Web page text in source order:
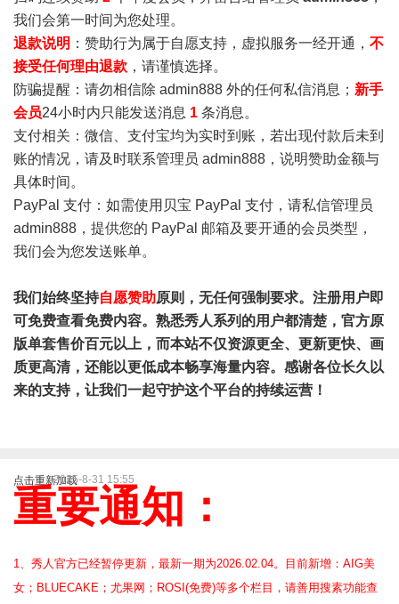
我们会第一时间为您处理。
退款说明 ：赞助行为属于自愿支持，虚拟服务一经开通， 不
接受任何理由退款 ，请谨慎选择。
防骗提醒：请勿相信除 admin888 外的任何私信消息； 新手
会员24小时内只能发送消息 1 条消息。
支付相关：微信、支付宝均为实时到账，若出现付款后未到
账的情况，请及时联系管理员 admin888，说明赞助金额与
具体时间。
PayPal 支付：如需使用贝宝 PayPal 支付，请私信管理员
admin888，提供您的 PayPal 邮箱及要开通的会员类型，
我们会为您发送账单。
我们始终坚持自愿赞助原则，无任何强制要求。注册用户即
可免费查看免费内容。熟悉秀人系列的用户都清楚，官方原
版单套售价百元以上，而本站不仅资源更全、更新更快、画
质更高清，还能以更低成本畅享海量内容。感谢各位长久以
来的支持，让我们一起守护这个平台的持续运营！
点击重新加载2025-8-31 15:55
重要通知：
1、秀人官方已经暂停更新，最新一期为2026.02.04。目前新增：AIG美
女；BLUECAKE；尤果网；ROSI(免费)等多个栏目，请善用搜素功能查